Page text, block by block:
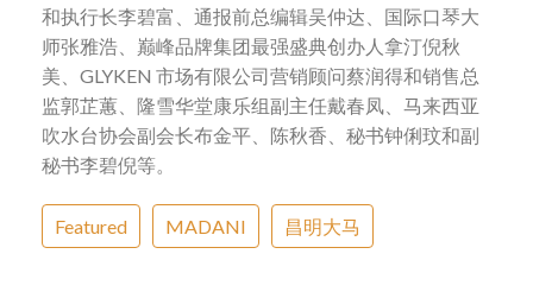
和执行长李碧富、通报前总编辑吴仲达、国际口琴大
师张雅浩、巅峰品牌集团最强盛典创办人拿汀倪秋
美、GLYKEN 市场有限公司营销顾问蔡润得和销售总
监郭芷蕙、隆雪华堂康乐组副主任戴春凤、马来西亚
吹水台协会副会长布金平、陈秋香、秘书钟俐玟和副
秘书李碧倪等。
Featured MADANI 昌明大马